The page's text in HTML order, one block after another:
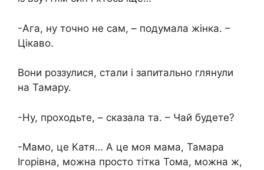
-Ага, ну точно не сам, – подумала жінка. –
Цікаво.
Вони роззулися, стали і запитально глянули
на Тамару.
-Ну, проходьте, – сказала та. – Чай будете?
-Мамо, це Катя… А це моя мама, Тамара
Ігорівна, можна просто тітка Тома, можна ж,